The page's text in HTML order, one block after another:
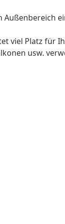
viel Platz für
usw.